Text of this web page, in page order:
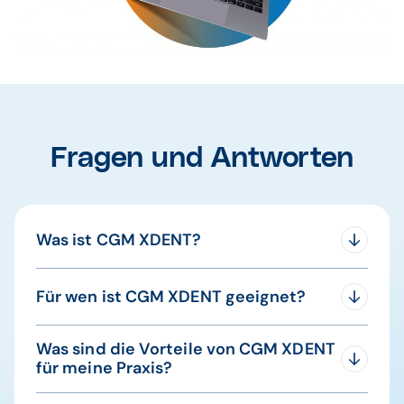
Fragen und Antworten
Was ist CGM XDENT?
Zahnärztinnen und Zahnärzte aus dem Hause
Für wen ist CGM XDENT geeignet?
Praxisneugründerinnen und -neugründer,
Praxisübernehmerinnen und -übernehmer mit
Wunsch nach moderner Software, kleinere
Was sind die Vorteile von CGM XDENT
für meine Praxis?